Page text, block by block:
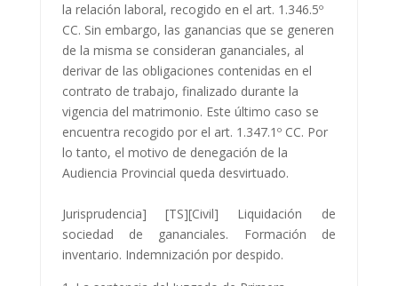
la relación laboral, recogido en el art. 1.346.5º
CC. Sin embargo, las ganancias que se generen
de la misma se consideran gananciales, al
derivar de las obligaciones contenidas en el
contrato de trabajo, finalizado durante la
vigencia del matrimonio. Este último caso se
encuentra recogido por el art. 1.347.1º CC. Por
lo tanto, el motivo de denegación de la
Audiencia Provincial queda desvirtuado.
Jurisprudencia] [TS][Civil] Liquidación de
sociedad de gananciales. Formación de
inventario. Indemnización por despido.